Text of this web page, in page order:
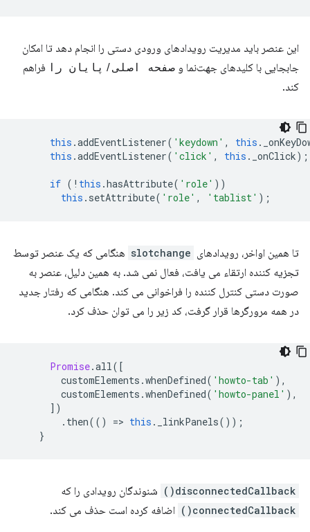
این عنصر باید مدیریت رویدادهای ورودی دستی را انجام دهد تا امکان
جابجایی با کلیدهای جهت‌نما و صفحه اصلی/ پایان را فراهم
کند.
this .addEventListener( 'keydown' , this .
this .addEventListener( 'click' , this . _onClick);
if ( ! this .hasAttribute( 'role' ))
this . setAttribute( 'role' , 'tablist' );
تا همین اواخر، رویدادهای slotchange هنگامی که یک عنصر توسط
تجزیه کننده ارتقاء می یافت، فعال نمی شد. به همین دلیل، عنصر به
صورت دستی کنترل کننده را فراخوانی می کند. هنگامی که رفتار جدید
در همه مرورگرها قرار گرفت، کد زیر را می توان حذف کرد.
Promise.all([
customElements .whenDefined( 'howto-tab' ),
customElements .whenDefined( 'howto-panel' ),
])
. then(() => this . _linkPanels());
}
disconnectedCallback() شنوندگان رویدادی را که
connectedCallback() اضافه کرده است حذف می کند.